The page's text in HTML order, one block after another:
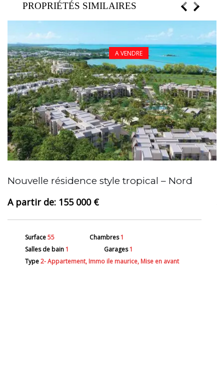
PROPRIÉTÉS SIMILAIRES
Nouvelle résidence style tropical – Nord
155 000 €
A VENDRE
Surface55 Chambres1
Salles de bain1 Garages1
Type2- Appartement, Immo ile maurice, Mise en avant